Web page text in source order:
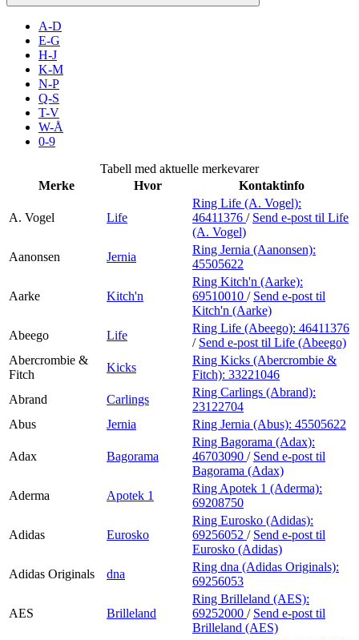
Inspirasjon
Søk
Praktisk informasjon
Ledige stillinger
A-D
E-G
H-J
K-M
N-P
Q-S
T-V
W-Å
0-9
Tabell med aktuelle merkevarer
Merke
Hvor Kontaktinfo
A. Vogel Life
Ring Life (A. Vogel):
46411376 / Send e-post til Life
(A. Vogel)
Aanonsen
Jernia
Ring Jernia (Aanonsen):
45505622
Aarke Kitch'n
Ring Kitch'n (Aarke):
69510010 / Send e-post til
Kitch'n (Aarke)
Abeego
Life
Ring Life (Abeego): 46411376
/ Send e-post til Life (Abeego)
Abercrombie &
Fitch
Kicks
Ring Kicks (Abercrombie &
Fitch): 33221046
Abrand
Carlings
Ring Carlings (Abrand):
23122704
Abus
Jernia Ring Jernia (Abus): 45505622
Adax Bagorama
Ring Bagorama (Adax):
46703090 / Send e-post til
Bagorama (Adax)
Aderma
Apotek 1
Ring Apotek 1 (Aderma):
69208750
Adidas Eurosko
Ring Eurosko (Adidas):
69256052 / Send e-post til
Eurosko (Adidas)
Adidas Originals
dna
Ring dna (Adidas Originals):
69256053
AES Brilleland
Ring Brilleland (AES):
69252000 / Send e-post til
Brilleland (AES)